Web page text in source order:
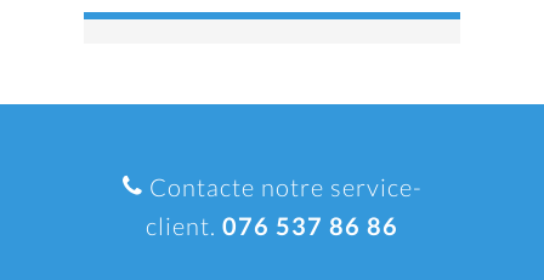
Contacte notre service-
client. 076 537 86 86